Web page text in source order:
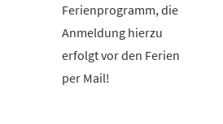
Ferienprogramm, die
Anmeldung hierzu
erfolgt vor den Ferien
per Mail!